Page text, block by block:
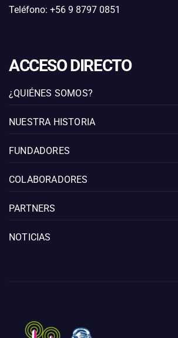
Teléfono: +56 9 8797 0851
ACCESO DIRECTO
¿QUIÉNES SOMOS?
NUESTRA HISTORIA
FUNDADORES
COLABORADORES
PARTNERS
NOTICIAS